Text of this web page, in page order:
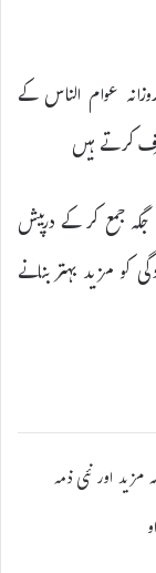
عوام الناس کے
کرتے ہیں
جمع کر کے درپیش
مزید بہتر بنانے
مزید اور نئی ذمہ